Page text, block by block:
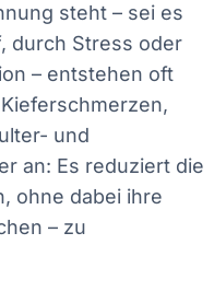
steht – sei es
durch Stress oder
– entstehen oft
und
an: Es reduziert die
ohne dabei ihre
– zu